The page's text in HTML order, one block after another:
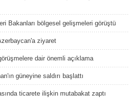
Bakanları bölgesel gelişmeleri görüştü
ziyaret
dair önemli açıklama
güneyine saldırı başlattı
ticarete ilişkin mutabakat zaptı